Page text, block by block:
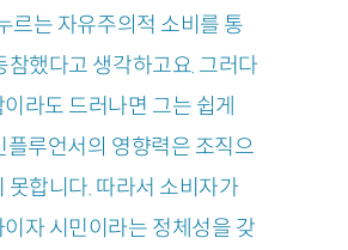
르는 자유주의적 소비를 통
참했다고 생각하고요. 그러다
라도 드러나면 그는 쉽게
플루언서의 영향력은 조직으
못합니다. 따라서 소비자가
자 시민이라는 정체성을 갖